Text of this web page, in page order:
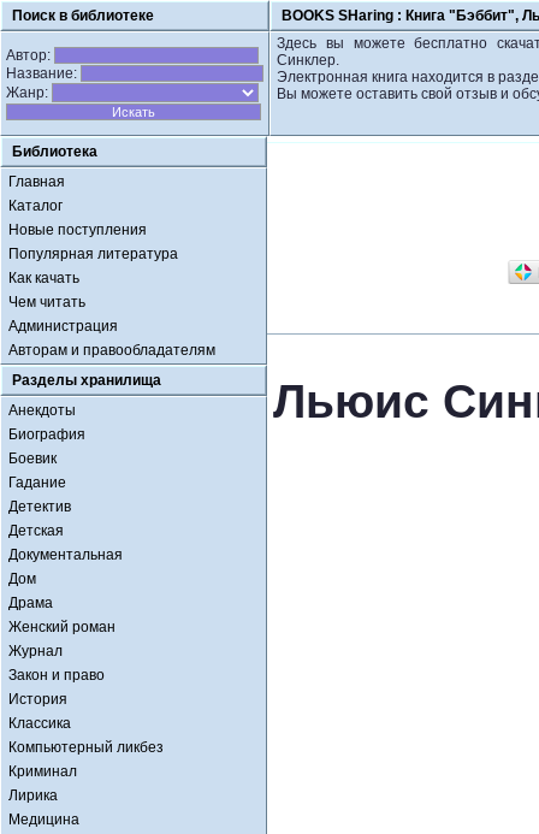
Поиск в библиотеке BOOKS SHaring : Книга "Бэббит",
Автор:
Название:
Жанр:
Здесь вы можете бесплатно
Синклер.
Электронная книга находится в
Вы можете оставить свой отзыв и
Библиотека
Главная
Каталог
Новые поступления
Популярная литература
Как качать
Чем читать
Администрация
Авторам и правообладателям
Разделы хранилища
Анекдоты
Биография
Боевик
Гадание
Детектив
Детская
Документальная
Дом
Драма
Женский роман
Журнал
Закон и право
История
Классика
Компьютерный ликбез
Криминал
Лирика
Медицина
Льюис